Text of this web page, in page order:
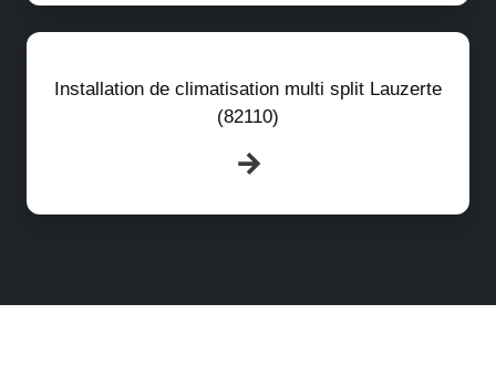
Installation de climatisation multi split Lauzerte
(82110)